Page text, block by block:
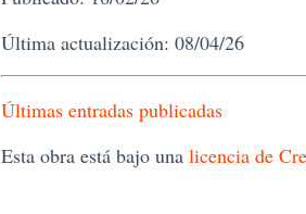
Última actualización: 08/04/26
Últimas entradas publicadas
Esta obra está bajo una licencia de